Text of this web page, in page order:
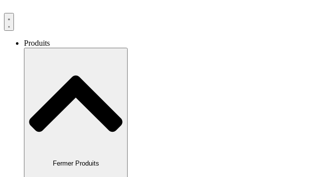
Produits
Fermer Produits